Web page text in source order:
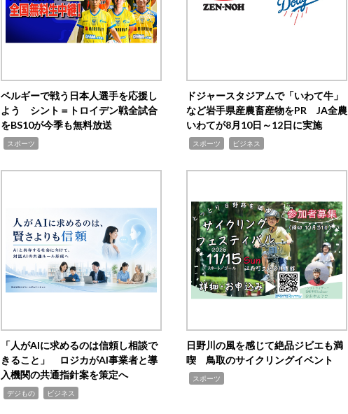
ベルギーで戦う日本人選手を応援し
よう シント＝トロイデン戦全試合
をBS10が今季も無料放送
スポーツ
ドジャースタジアムで「いわて牛」
など岩手県産農畜産物をPR JA全農
いわてが8月10日～12日に実施
スポーツ ビジネス
「人がAIに求めるのは信頼し相談で
きること」 ロジカがAI事業者と導
入機関の共通指針案を策定へ
デジもの ビジネス
日野川の風を感じて絶品ジビエも満
喫 鳥取のサイクリングイベント
スポーツ